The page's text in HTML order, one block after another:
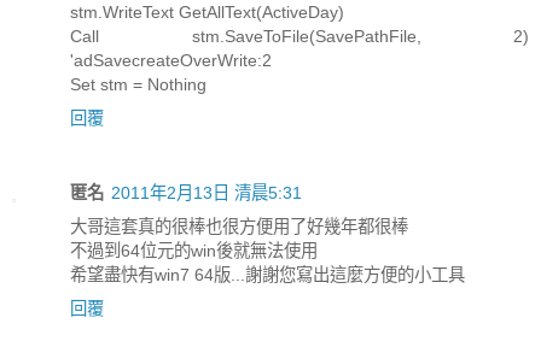
stm.WriteText GetAllText(ActiveDay)
Call stm.SaveToFile(SavePathFile, 2)
'adSavecreateOverWrite:2
Set stm = Nothing
回覆
匿名 2011年2月13日 清晨5:31
大哥這套真的很棒也很方便用了好幾年都很棒
不過到64位元的win後就無法使用
希望盡快有win7 64版...謝謝您寫出這麼方便的小工具
回覆